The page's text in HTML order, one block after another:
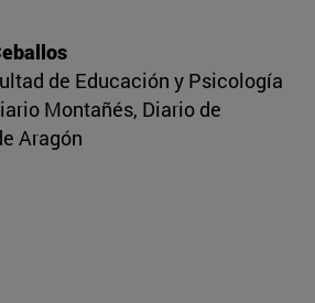
de Educación y Psicología
Montañés, Diario de
Aragón